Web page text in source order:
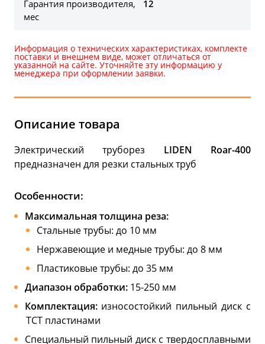
Гарантия производителя,
мес
12
Информация о технических характеристиках, комплекте
поставки и внешнем виде, может отличаться от
указанной на сайте. Уточняйте эту информацию у
менеджера при оформлении заявки.
Описание товара
Электрический труборез LIDEN Roar-400
предназначен для резки стальных труб
Особенности:
Максимальная толщина реза:
Стальные трубы: до 10 мм
Нержавеющие и медные трубы: до 8 мм
Пластиковые трубы: до 35 мм
Диапазон обработки: 15-250 мм
Комплектация:износостойкий пильный диск с
ТСТ пластинами
Специальный пильный диск с твердосплавными